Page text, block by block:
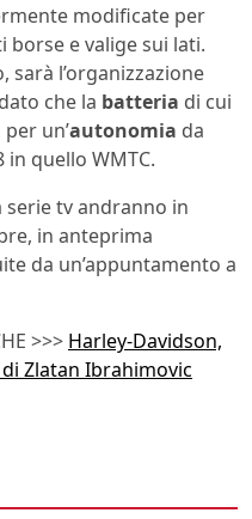
modificate per
borse e valige sui lati.
sarà l’organizzazione
che la batteria di cui
un’autonomia da
quello WMTC.
serie tv andranno in
in anteprima
da un’appuntamento a
>>> Harley-Davidson,
Zlatan Ibrahimovic